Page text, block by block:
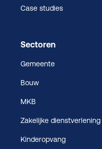
Case studies
Sectoren
Gemeente
Bouw
MKB
Zakelijke dienstverlening
Kinderopvang